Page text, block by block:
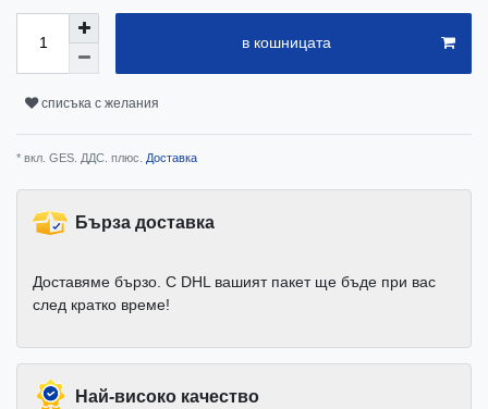
в кошницата
списъка с желания
* вкл. GES. ДДС. плюс. Доставка
Бърза доставка
Доставяме бързо. С DHL вашият пакет ще бъде при вас
след кратко време!
Най-високо качество